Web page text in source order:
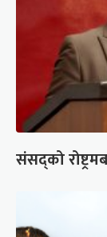
संसद्को